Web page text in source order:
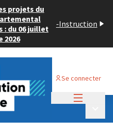
projets du
: du 06 juillet
2026
-Instruction
Se connecter